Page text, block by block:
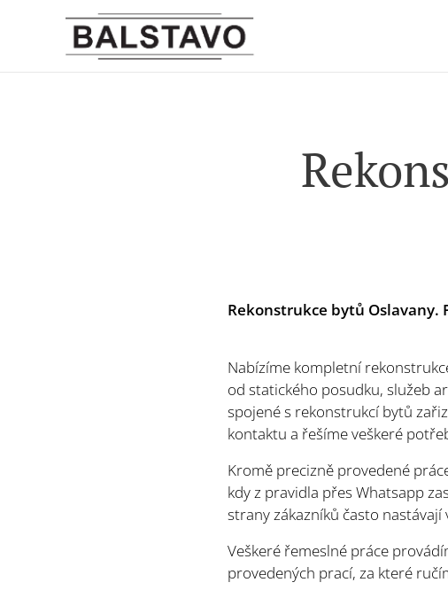
Rekonstrukce bytů
Nabízíme kompletní
od statického posudku, služeb
spojené s rekonstrukcí bytů
kontaktu a řešíme veškeré
Kromě precizně provedené
kdy z pravidla přes Whatsapp
strany zákazníků často
Veškeré řemeslné práce
provedených prací, za které